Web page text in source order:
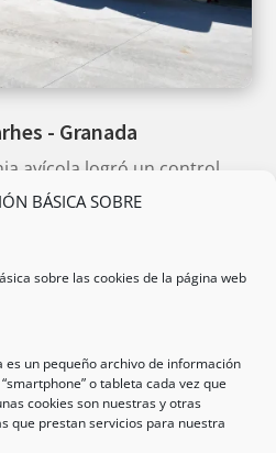
BÁSICA SOBRE
sobre las cookies de la página web
un pequeño archivo de información
o tableta cada vez que
cookies son nuestras y otras
que prestan servicios para nuestra
- Granada
avícola logró un control
veranos más exigentes.
CLIMANAVAS.